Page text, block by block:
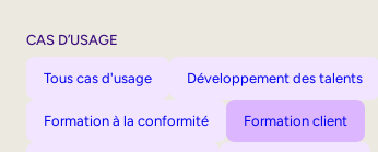
CAS D’USAGE
Tous cas d'usage Développement des talents
Formation à la conformité Formation client